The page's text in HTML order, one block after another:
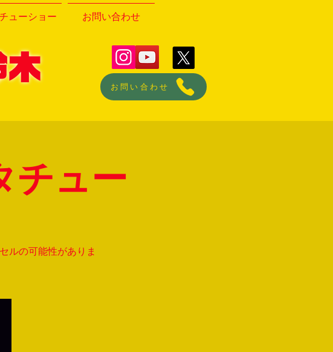
お問い合わせ
木
ューショー お問い合わせ
ュー
ルの可能性がありま